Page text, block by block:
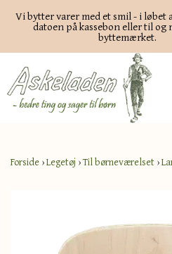
Vi bytter varer med et smil - i løbet
datoen på kassebon eller til og
byttemærket.
Forside ›Legetøj ›Til børneværelset ›